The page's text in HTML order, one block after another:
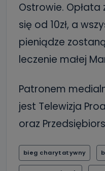
Ostrowie.
się od 10zł, a
pieniądze
leczenie małej
Patronem
jest Telewizja
oraz
bieg charytatywny